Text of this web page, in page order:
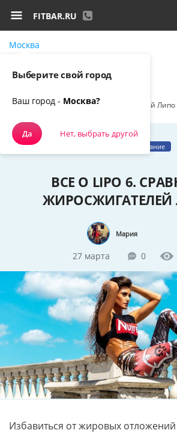
FITBAR.RU
Москва
Все о Lipo 6. Сравнение жиросжигателей Липо
Спортивное питание
ВСЕ О LIPO 6.
ЖИРОСЖИГАТЕЛЕЙ
Мария
27 марта 0
Избавиться от жировых
Выберите свой город
Ваш город - Москва?
Да Нет, выбрать другой